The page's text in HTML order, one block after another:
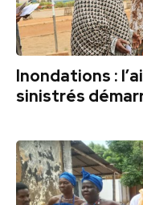
Inondations :
sinistrés